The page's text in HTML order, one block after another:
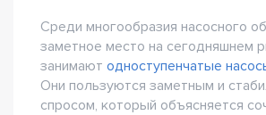
Среди многообразия насосного
заметное место на сегодняшнем
занимают одноступенчатые
Они пользуются заметным и
спросом, который объясняется